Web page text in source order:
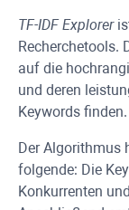
TF-IDF Explorer
Recherchetools.
auf die
und deren
Keywords finden.
Der Algorithmus
folgende: Die
Konkurrenten